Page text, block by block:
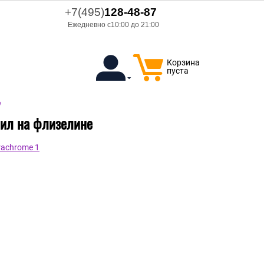
+7(495)128-48-87
Ежедневно с10:00 до 21:00
Корзина
пуста
на флизелине
1